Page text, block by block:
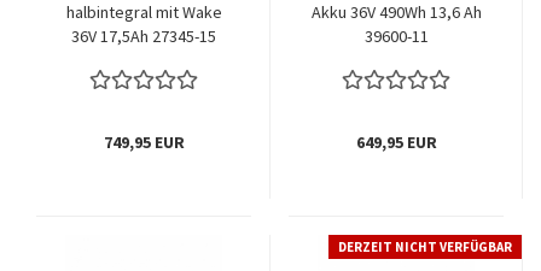
halbintegral mit Wake
36V 17,5Ah 27345-15
749,95 EUR
Akku 36V 490Wh 13,6 Ah
39600-11
649,95 EUR
DERZEIT NICHT VERFÜGBAR